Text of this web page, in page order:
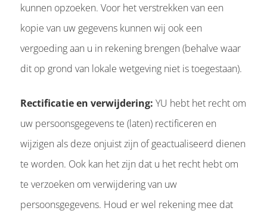
kunnen opzoeken. Voor het verstrekken van een
kopie van uw gegevens kunnen wij ook een
vergoeding aan u in rekening brengen (behalve waar
dit op grond van lokale wetgeving niet is toegestaan).
Rectificatie en verwijdering: YU hebt het recht om
uw persoonsgegevens te (laten) rectificeren en
wijzigen als deze onjuist zijn of geactualiseerd dienen
te worden. Ook kan het zijn dat u het recht hebt om
te verzoeken om verwijdering van uw
persoonsgegevens. Houd er wel rekening mee dat